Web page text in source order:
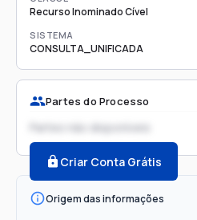
Recurso Inominado Cível
SISTEMA
CONSULTA_UNIFICADA
Partes do Processo
Partes não disponíveis
Criar Conta Grátis
Origem das informações